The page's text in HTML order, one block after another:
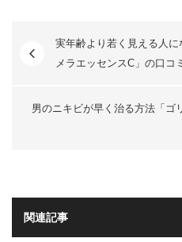
実年齢より若く見える人
メラエッセンスC」の口コ
男のニキビが早く治る方法「ゴ
関連記事